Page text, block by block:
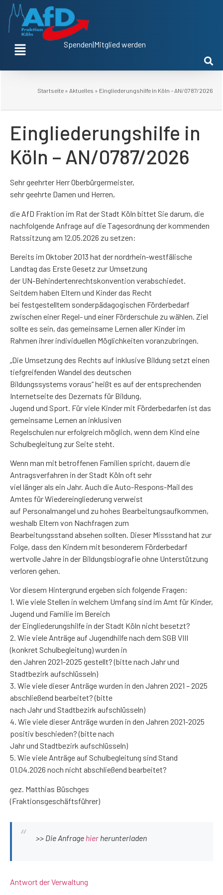
Spenden|Mitglied werden
Startseite » Aktuelles » Eingliederungshilfe in Köln – AN/0787/2026
Eingliederungshilfe in
Köln – AN/0787/2026
Sehr geehrter Herr Oberbürgermeister,
sehr geehrte Damen und Herren,
die AfD Fraktion im Rat der Stadt Köln bittet Sie darum, die
nachfolgende Anfrage auf die Tagesordnung der kommenden
Ratssitzung am 12.05.2026 zu setzen:
Bereits im Oktober 2013 hat der nordrhein-westfälische
Landtag das Erste Gesetz zur Umsetzung
der UN-Behindertenrechtskonvention verabschiedet.
Seitdem haben Eltern und Kinder das Recht
bei festgestelltem sonderpädagogischen Förderbedarf
zwischen einer Regel- und einer Förderschule zu wählen. Ziel
sollte es sein, das gemeinsame Lernen aller Kinder im
Rahmen ihrer individuellen Möglichkeiten voranzubringen.
„Die Umsetzung des Rechts auf inklusive Bildung setzt einen
tiefgreifenden Wandel des deutschen
Bildungssystems voraus“ heißt es auf der entsprechenden
Internetseite des Dezernats für Bildung,
Jugend und Sport. Für viele Kinder mit Förderbedarfen ist das
gemeinsame Lernen an inklusiven
Regelschulen nur erfolgreich möglich, wenn dem Kind eine
Schulbegleitung zur Seite steht.
Wenn man mit betroffenen Familien spricht, dauern die
Antragsverfahren in der Stadt Köln oft sehr
viel länger als ein Jahr. Auch die Auto-Respons-Mail des
Amtes für Wiedereingliederung verweist
auf Personalmangel und zu hohes Bearbeitungsaufkommen,
weshalb Eltern von Nachfragen zum
Bearbeitungsstand absehen sollten. Dieser Missstand hat zur
Folge, dass den Kindern mit besonderem Förderbedarf
wertvolle Jahre in der Bildungsbiografie ohne Unterstützung
verloren gehen.
Vor diesem Hintergrund ergeben sich folgende Fragen:
1. Wie viele Stellen in welchem Umfang sind im Amt für Kinder,
Jugend und Familie im Bereich
der Eingliederungshilfe in der Stadt Köln nicht besetzt?
2. Wie viele Anträge auf Jugendhilfe nach dem SGB VIII
(konkret Schulbegleitung) wurden in
den Jahren 2021-2025 gestellt? (bitte nach Jahr und
Stadtbezirk aufschlüsseln)
3. Wie viele dieser Anträge wurden in den Jahren 2021 – 2025
abschließend bearbeitet? (bitte
nach Jahr und Stadtbezirk aufschlüsseln)
4. Wie viele dieser Anträge wurden in den Jahren 2021-2025
positiv beschieden? (bitte nach
Jahr und Stadtbezirk aufschlüsseln)
5. Wie viele Anträge auf Schulbegleitung sind Stand
01.04.2026 noch nicht abschließend bearbeitet?
gez. Matthias Büschges
(Fraktionsgeschäftsführer)
>> Die Anfrage hier herunterladen
Antwort der Verwaltung